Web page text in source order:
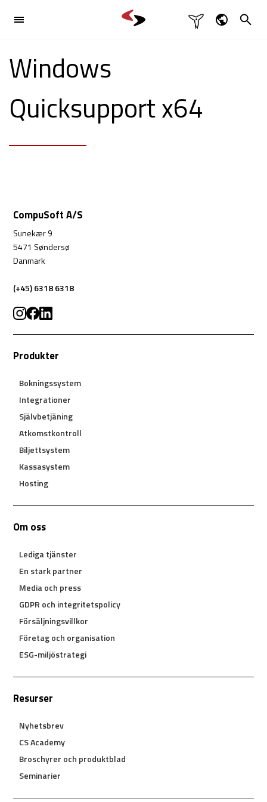
Branschlösning
Referenser

Svenska
Windows
Quicksupport x64
CompuSoft A/S
Sunekær 9
5471 Søndersø
Danmark
(+45) 6318 6318
Produkter
Bokningssystem
Integrationer
Självbetjäning
Atkomstkontroll
Biljettsystem
Kassasystem
Hosting
Om oss
Lediga tjänster
En stark partner
Media och press
GDPR och integritetspolicy
Försäljningsvillkor
Företag och organisation
ESG-miljöstrategi
Resurser
Nyhetsbrev
CS Academy
Broschyrer och produktblad
Seminarier